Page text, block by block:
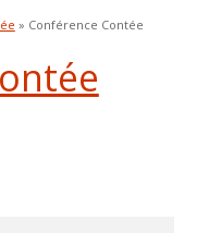
» Conférence Contée